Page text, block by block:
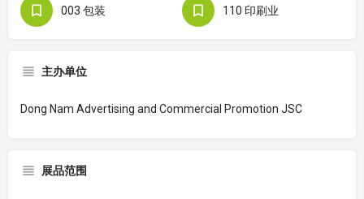
003 包装 110 印刷业
主办单位
Dong Nam Advertising and Commercial Promotion JSC
展品范围